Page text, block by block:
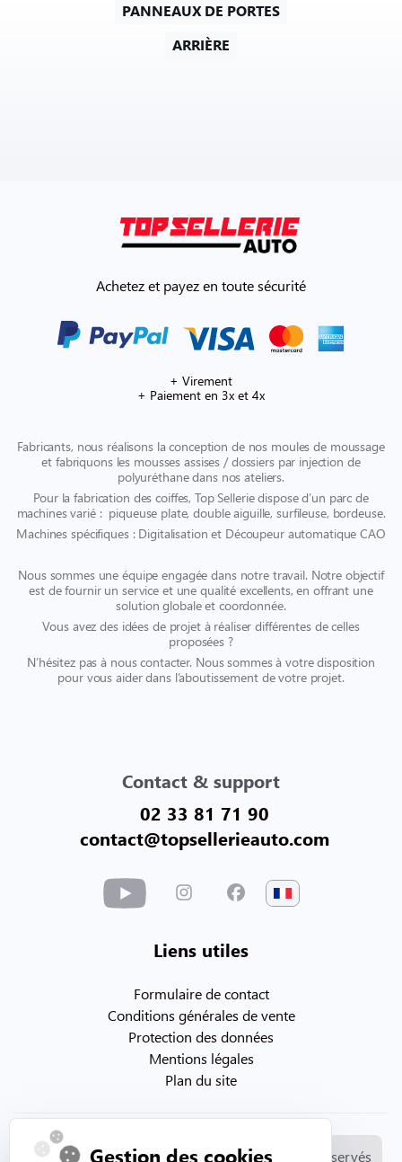
PANNEAUX DE PORTES
ARRIÈRE
Achetez et payez en toute sécurité
+ Virement
+ Paiement en 3x et 4x
Fabricants, nous réalisons la conception de nos moules de moussage
et fabriquons les mousses assises / dossiers par injection de
polyuréthane dans nos ateliers.
Pour la fabrication des coiffes, Top Sellerie dispose d’un parc de
machines varié : piqueuse plate, double aiguille, surfileuse, bordeuse.
Machines spécifiques : Digitalisation et Découpeur automatique CAO
Nous sommes une équipe engagée dans notre travail. Notre objectif
est de fournir un service et une qualité excellents, en offrant une
solution globale et coordonnée.
Vous avez des idées de projet à réaliser différentes de celles
proposées ?
N’hésitez pas à nous contacter. Nous sommes à votre disposition
pour vous aider dans l’aboutissement de votre projet.
Contact & support
02 33 81 71 90
contact@topsellerieauto.com
Liens utiles
Formulaire de contact
Conditions générales de vente
Protection des données
Mentions légales
Plan du site
© Copyright 2026. Topsellerieauto Tous droits réservés
Gestion des cookies